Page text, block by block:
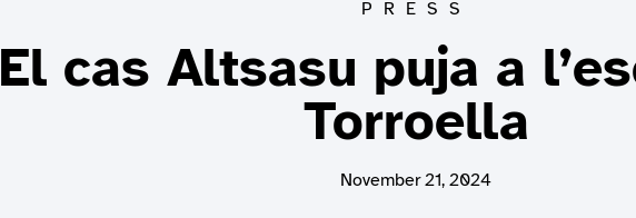
PRESS
El cas Altsasu puja a
Torroella
November 21, 2024